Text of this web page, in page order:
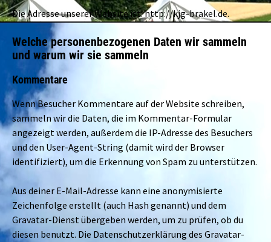
Die Adresse unserer Website ist: http://kjg-brakel.de.
Welche personenbezogenen Daten wir sammeln
und warum wir sie sammeln
Kommentare
Wenn Besucher Kommentare auf der Website schreiben,
sammeln wir die Daten, die im Kommentar-Formular
angezeigt werden, außerdem die IP-Adresse des Besuchers
und den User-Agent-String (damit wird der Browser
identifiziert), um die Erkennung von Spam zu unterstützen.
Aus deiner E-Mail-Adresse kann eine anonymisierte
Zeichenfolge erstellt (auch Hash genannt) und dem
Gravatar-Dienst übergeben werden, um zu prüfen, ob du
diesen benutzt. Die Datenschutzerklärung des Gravatar-